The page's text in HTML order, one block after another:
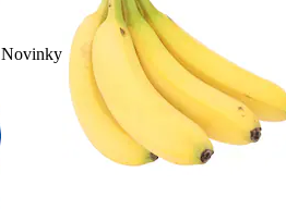
Novinky